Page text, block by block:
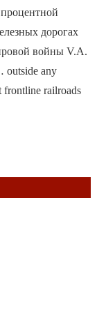
дорогах
войны V.A.
any
frontline railroads